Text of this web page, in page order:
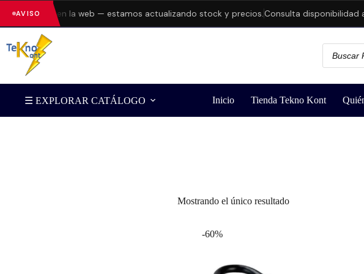
AVISO
errores en la web — estamos actualizando stock y precios.Consulta disponibilidad
☰ EXPLORAR CATÁLOGO Inicio Tienda Tekno Kont
Mostrando el único resultado
-60%